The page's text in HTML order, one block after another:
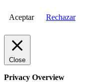
Aceptar Rechazar
Close
Privacy Overview